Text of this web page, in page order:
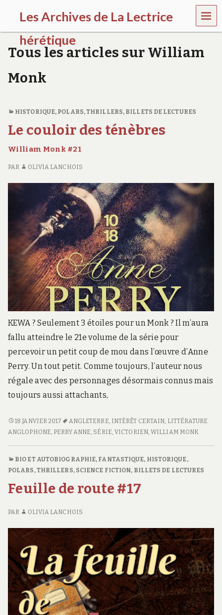
Les Archives de La Lectrice
hérétique
(
0
-
2
0
2
0
)
MEN
U
Tous les articles sur William
Monk
HISTORIQUE, POLARS, THRILLERS, BILLETS DE LECTURES
Le couloir des ténèbres
William Monk #21
PAR OLIVIA LANCHOIS
KEWA ? Seulement 3 étoiles pour un Monk ? Il m’aura
fallu atteindre le 21e volume de la série pour
percevoir un petit coup de mou dans l’œuvre d’Anne
Perry. Un tout petit. Comme toujours, l’auteur nous
régale avec des personnages désormais connus mais
toujours aussi attachants,
<SPAN
CLASS="ENTRY-
TÉNÈBRES</SPAN>
CLASS="ENTRY-
MONK
18 JANVIER 2017 ANGLETERRE INTÉRÊT CERTAIN LITTÉRATURE
ANGLOPHONE PERRY ANNE SÉRIE ,VICTORIEN,WILLIAM MONK
BIO ET AUTOBIOGRAPHIE, FANTASTIQUE, HISTORIQUE,
POLARS, THRILLERS, SCIENCE FICTION, BILLETS DE LECTURES
Feuille de route #17
PAR OLIVIA LANCHOIS